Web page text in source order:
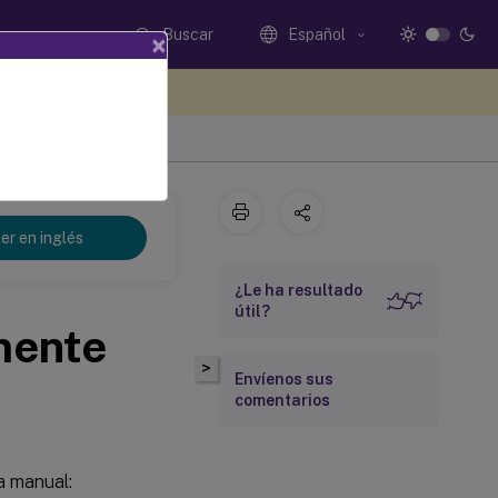
Buscar Español
en inglés
manual:
>
¿Le ha resultado
útil?
Envíenos sus
comentarios
×